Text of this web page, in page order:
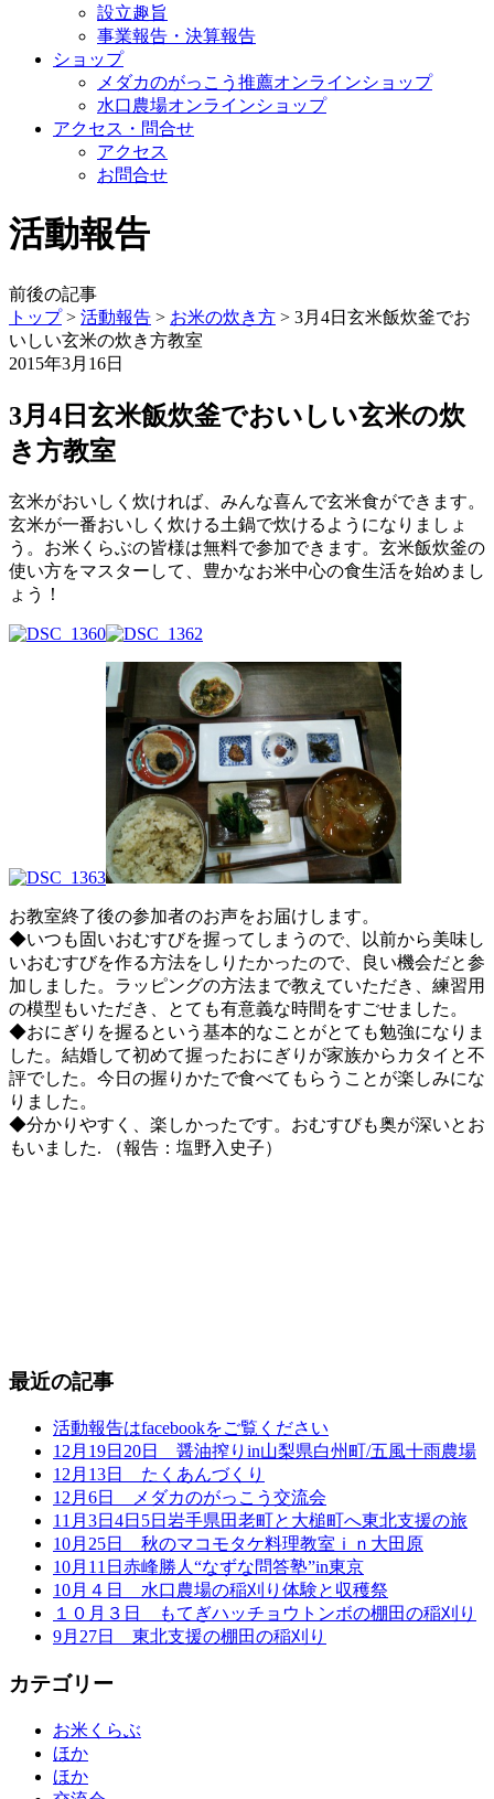
設立趣旨
事業報告・決算報告
ショップ
メダカのがっこう推薦オンラインショップ
水口農場オンラインショップ
アクセス・問合せ
アクセス
お問合せ
活動報告
前後の記事
トップ> 活動報告 > お米の炊き方 > 3月4日玄米飯炊釜でお
いしい玄米の炊き方教室
2015年3月16日
3月4日玄米飯炊釜でおいしい玄米の炊
き方教室
玄米がおいしく炊ければ、みんな喜んで玄米食ができます。
玄米が一番おいしく炊ける土鍋で炊けるようになりましょ
う。お米くらぶの皆様は無料で参加できます。玄米飯炊釜の
使い方をマスターして、豊かなお米中心の食生活を始めまし
ょう！
お教室終了後の参加者のお声をお届けします。
◆いつも固いおむすびを握ってしまうので、以前から美味し
いおむすびを作る方法をしりたかったので、良い機会だと参
加しました。ラッピングの方法まで教えていただき、練習用
の模型もいただき、とても有意義な時間をすごせました。
◆おにぎりを握るという基本的なことがとても勉強になりま
した。結婚して初めて握ったおにぎりが家族からカタイと不
評でした。今日の握りかたで食べてもらうことが楽しみにな
りました。
◆分かりやすく、楽しかったです。おむすびも奥が深いとお
もいました. （報告：塩野入史子）
最近の記事
活動報告はfacebookをご覧ください
12月19日20日 醤油搾りin山梨県白州町/五風十雨農場
12月13日 たくあんづくり
12月6日 メダカのがっこう交流会
11月3日4日5日岩手県田老町と大槌町へ東北支援の旅
10月25日 秋のマコモタケ料理教室ｉｎ大田原
10月11日赤峰勝人“なずな問答塾”in東京
10月４日 水口農場の稲刈り体験と収穫祭
１０月３日 もてぎハッチョウトンボの棚田の稲刈り
9月27日 東北支援の棚田の稲刈り
カテゴリー
お米くらぶ
ほか
ほか